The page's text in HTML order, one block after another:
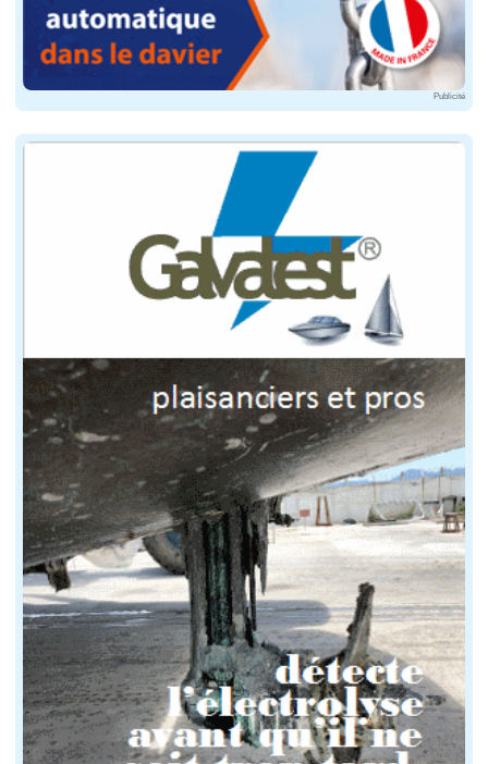
Organisées tous les ans depuis 1996 pendant la
Porquerolle's Classic
Lieu : Porquerolles
Inscrite au calendrier officiel de l'Association
Calanques Classiques 2025
Du 14 au 16 juin 2025
Lieu : Marseille
Type : Régates
Organisé par la Nautique de Marseille, a Calanques
Rendez-vous de la Belle Plaisance
Juin 2025
Lieu : Benodet
Types : Régates
Pendant 3 jours de régates, les voiliers de
Cowes Classic Week
Publicité